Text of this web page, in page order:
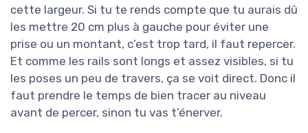
cette largeur. Si tu te rends compte que tu aurais dû
les mettre 20 cm plus à gauche pour éviter une
prise ou un montant, c’est trop tard, il faut repercer.
Et comme les rails sont longs et assez visibles, si tu
les poses un peu de travers, ça se voit direct. Donc il
faut prendre le temps de bien tracer au niveau
avant de percer, sinon tu vas t’énerver.